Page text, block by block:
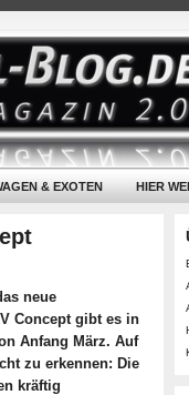
& EXOTEN HIER
neue
Concept gibt es in
Anfang März. Auf
zu erkennen: Die
kräftig